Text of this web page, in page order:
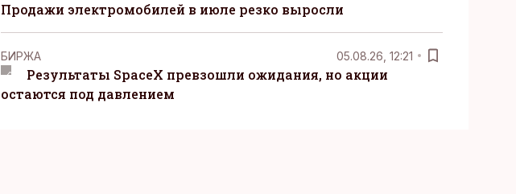
Продажи электромобилей в июле резко выросли
БИРЖА 05.08.26, 12:21
Результаты SpaceX превзошли ожидания, но акции
остаются под давлением